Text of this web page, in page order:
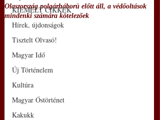
KIEMELT CIKKEK
Hírek, újdonságok
Tisztelt Olvasó!
Magyar Idő
Új Történelem
Kultúra
Magyar Őstörténet
Kakukk
Olaszország polgárháború előtt áll, a védőoltások
mindenki számára kötelezőek